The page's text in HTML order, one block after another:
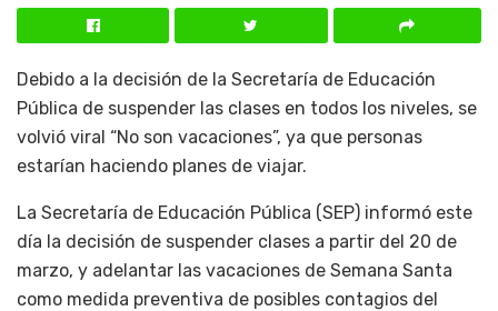
Debido a la decisión de la Secretaría de Educación
Pública de suspender las clases en todos los niveles, se
volvió viral “No son vacaciones”, ya que personas
estarían haciendo planes de viajar.
La Secretaría de Educación Pública (SEP) informó este
día la decisión de suspender clases a partir del 20 de
marzo, y adelantar las vacaciones de Semana Santa
como medida preventiva de posibles contagios del